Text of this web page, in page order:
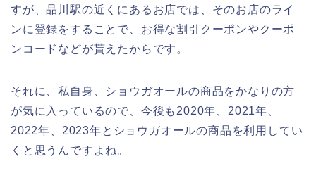
すが、品川駅の近くにあるお店では、そのお店のライ
ンに登録をすることで、お得な割引クーポンやクーポ
ンコードなどが貰えたからです。
それに、私自身、ショウガオールの商品をかなりの方
が気に入っているので、今後も2020年、2021年、
2022年、2023年とショウガオールの商品を利用してい
くと思うんですよね。